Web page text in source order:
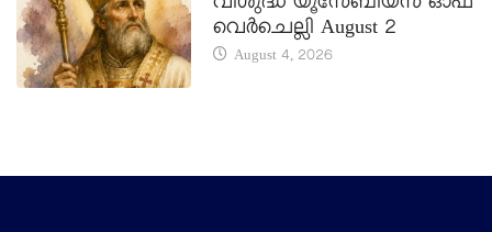
വിശുദ്ധ യൂസേബിയസ് ഓഫ്
വെർചെല്ലി August 2
August 4, 2026